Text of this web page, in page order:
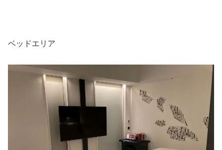
ベッドエリア